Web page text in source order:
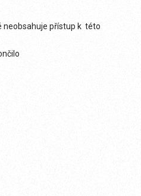
neobsahuje přístup k této